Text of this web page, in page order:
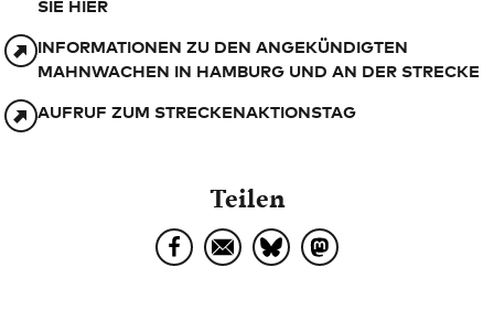
SIE HIER
INFORMATIONEN ZU DEN ANGEKÜNDIGTEN
MAHNWACHEN IN HAMBURG UND AN DER STRECKE
AUFRUF ZUM STRECKENAKTIONSTAG
Teilen